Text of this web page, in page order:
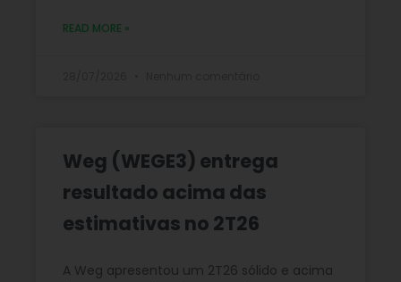
READ MORE »
Weg (WEGE3) entrega
resultado acima das
estimativas no 2T26
A Weg apresentou um 2T26 sólido e acima